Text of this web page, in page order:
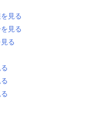
見る
見る
る